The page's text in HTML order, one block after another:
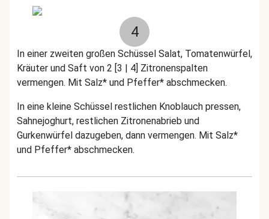
4
In einer zweiten großen Schüssel Salat, Tomatenwürfel,
Kräuter und Saft von 2 [3 | 4] Zitronenspalten
vermengen. Mit Salz* und Pfeffer* abschmecken.
In eine kleine Schüssel restlichen Knoblauch pressen,
Sahnejoghurt, restlichen Zitronenabrieb und
Gurkenwürfel dazugeben, dann vermengen. Mit Salz*
und Pfeffer* abschmecken.